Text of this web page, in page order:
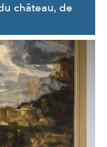
château, de